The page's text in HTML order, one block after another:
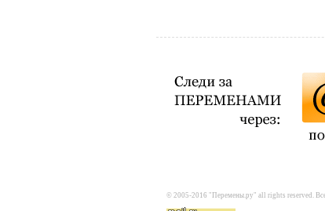
© 2005-2016 "Перемены.ру" all rights reserved. Все